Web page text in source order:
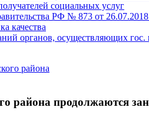
социальных услуг
РФ № 873 от 26.07.2018
качества
органов, осуществляющих гос.
продолжаются